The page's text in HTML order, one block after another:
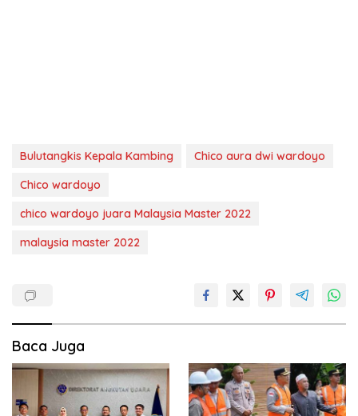
Bulutangkis Kepala Kambing
Chico aura dwi wardoyo
Chico wardoyo
chico wardoyo juara Malaysia Master 2022
malaysia master 2022
Baca Juga